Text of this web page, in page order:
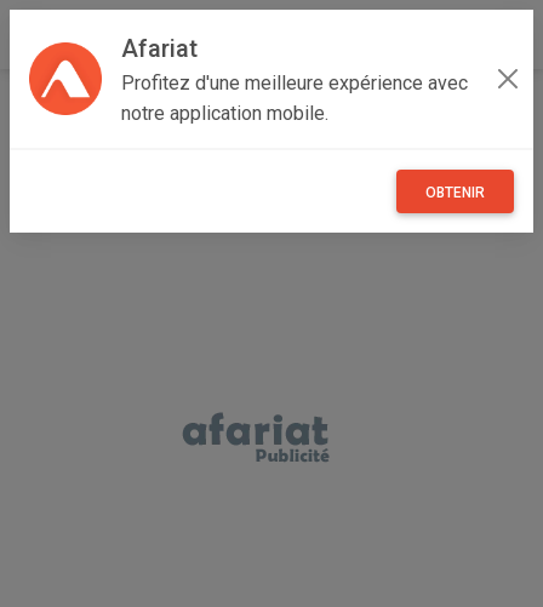
Afariat
Profitez d'une meilleure expérience avec
notre application mobile.
OBTENIR
Accueil Autres Cap bon - Sahel